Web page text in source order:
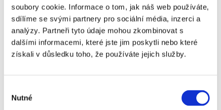
soubory cookie. Informace o tom, jak náš web používáte,
sdílíme se svými partnery pro sociální média, inzerci a
analýzy. Partneři tyto údaje mohou zkombinovat s
dalšími informacemi, které jste jim poskytli nebo které
získali v důsledku toho, že používáte jejich služby.
souhlasu
Nutné